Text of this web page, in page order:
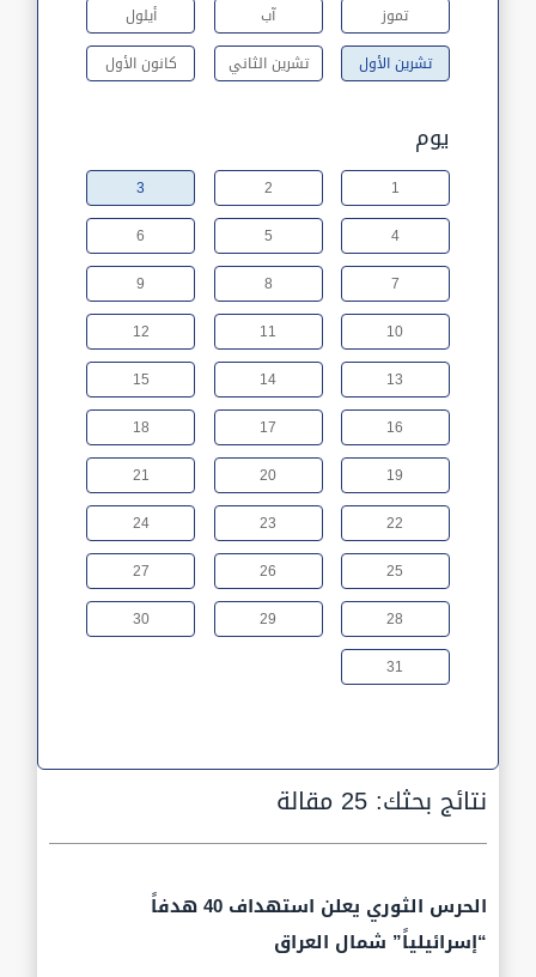
تموز
آب
أيلول
تشرين الأول
تشرين الثاني كانون الأول
يوم
1
2
3
4
5
6
7
8
9
10
11
12
13
14
15
16
17
18
19
20
21
22
23
24
25
26
27
28
29
30
31
نتائج بحثك:25 مقالة
الحرس الثوري يعلن استهداف 40 هدفاً
“إسرائيلياً” شمال العراق